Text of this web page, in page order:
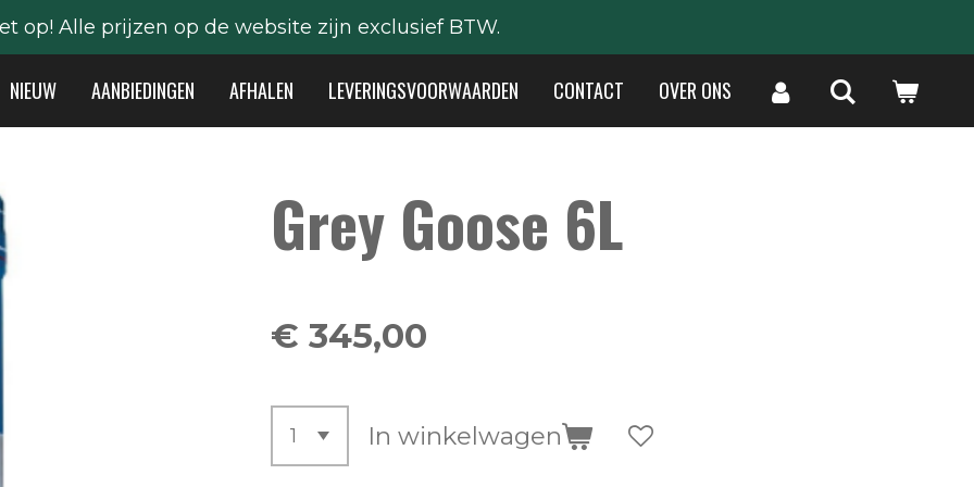
op! Alle prijzen op de website zijn exclusief BTW.
NIEUW AANBIEDINGEN AFHALEN LEVERINGSVOORWAARDEN CONTACT OVER ONS
Grey Goose 6L
€ 345,00
In winkelwagen